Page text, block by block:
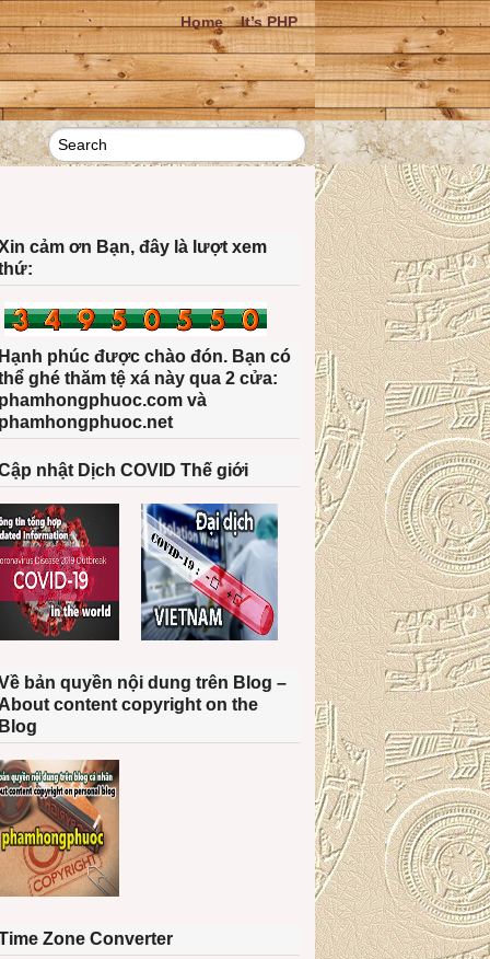
Home It’s PHP
cảm ơn Bạn, đây là lượt xem
phúc được chào đón. Bạn có
ghé thăm tệ xá này qua 2 cửa:
và
nhật Dịch COVID Thế giới
bản quyền nội dung trên Blog –
content copyright on the
Zone Converter